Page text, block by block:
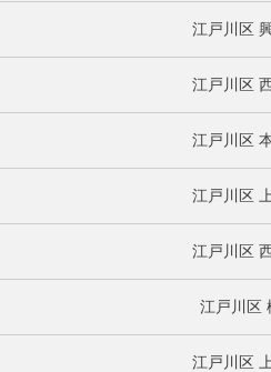
江戸川区
江戸川区
江戸川区
江戸川区
江戸川区
江戸川区
江戸川区